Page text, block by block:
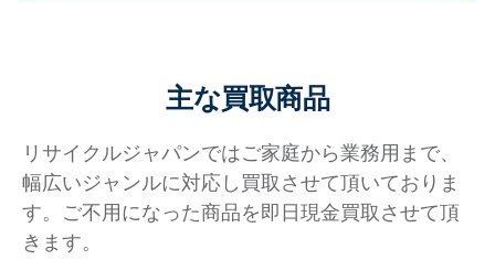
主な買取商品
リサイクルジャパンではご家庭から業務用まで、
幅広いジャンルに対応し買取させて頂いておりま
す。ご不用になった商品を即日現金買取させて頂
きます。